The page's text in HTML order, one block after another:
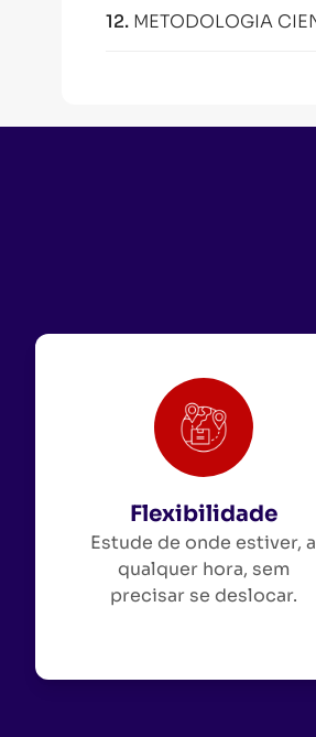
12. METODOLOGIA
Flexibilidade
Estude de onde estiver, a
qualquer hora, sem
precisar se deslocar.